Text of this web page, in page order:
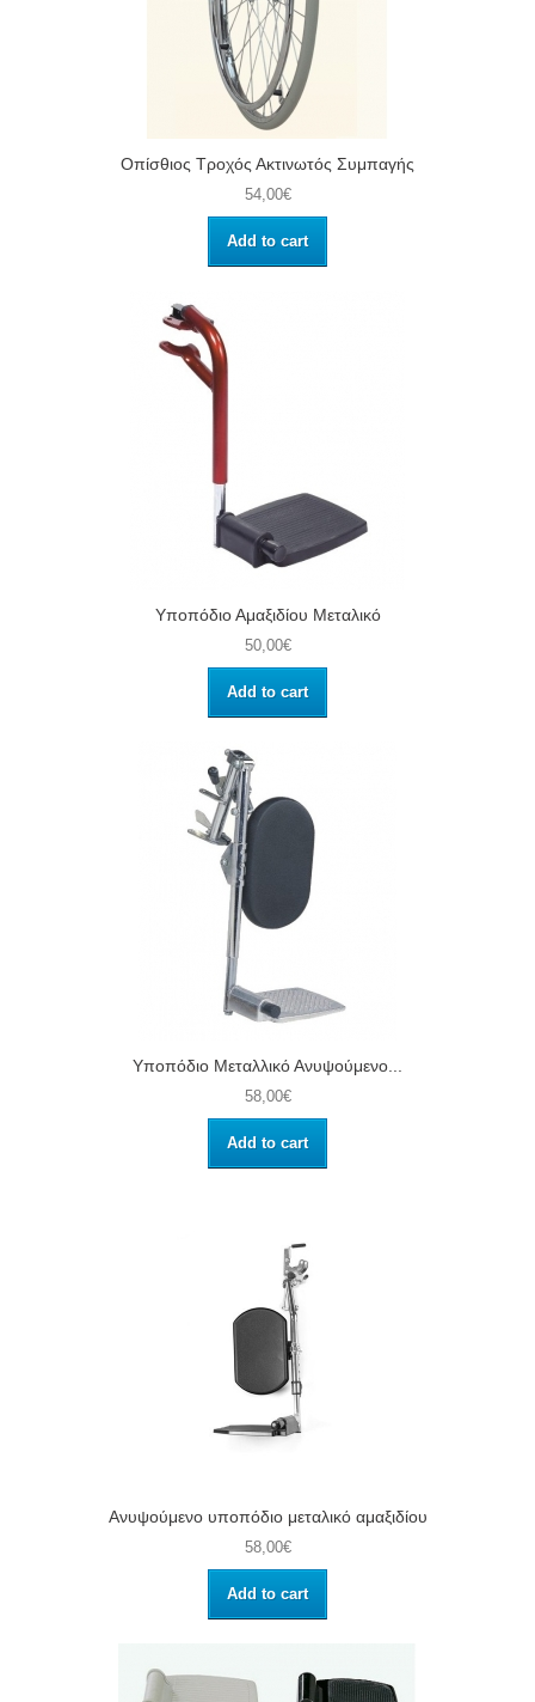
Οπίσθιος Τροχός Ακτινωτός Συμπαγής
54,00€
Add to cart
Υποπόδιο Αμαξιδίου Μεταλικό
50,00€
Add to cart
Υποπόδιο Μεταλλικό Ανυψούμενο...
58,00€
Add to cart
Ανυψούμενο υποπόδιο μεταλικό αμαξιδίου
58,00€
Add to cart